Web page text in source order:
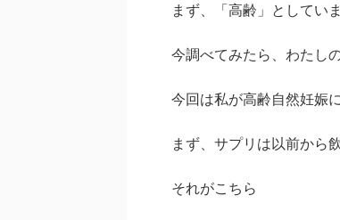
まず、「高齢」としてい
今調べてみたら、わたし
今回は私が高齢自然妊娠
まず、サプリは以前から
それがこちら